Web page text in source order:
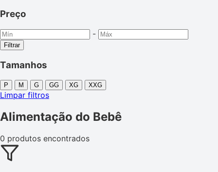
Preço
-
Filtrar
Tamanhos
P M G GG XG XXG
Limpar filtros
Alimentação do Bebê
0 produtos encontrados